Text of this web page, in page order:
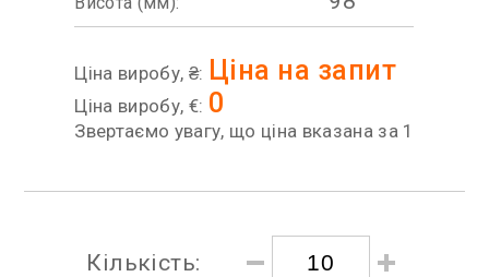
Ціна виробу, ₴: Ціна на запит
Ціна виробу, €: 0
Звертаємо увагу, що ціна вказана за 1
Кількість: